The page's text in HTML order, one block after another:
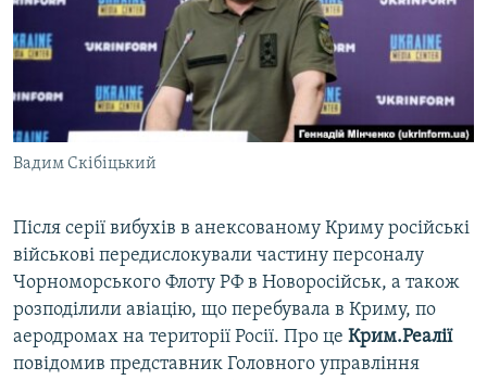
ДЕПОРТАЦІЯ
ВІДЕОУРОКИ «ELIFBE»
СВІДЧЕННЯ ОКУПАЦІЇ
УКРАЇНСЬКА ПРОБЛЕМА КРИМУ
ІНФОГРАФІКА
ЯК ОБІЙТИ БЛОКУВАННЯ
Qırımtatar
ДОЛУЧАЙСЯ!
Усі сайти RFE/RL
Вадим Скібіцький
Після серії вибухів в анексованому Криму російські
військові передислокували частину персоналу
Чорноморського Флоту РФ в Новоросійськ, а також
розподілили авіацію, що перебувала в Криму, по
аеродромах на території Росії. Про це Крим.Реалії
повідомив представник Головного управління